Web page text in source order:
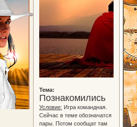
Тема:
Познакомились
Условие: Игра командная.
Сейчас в теме обозначатся
пары. Потом сообщат там